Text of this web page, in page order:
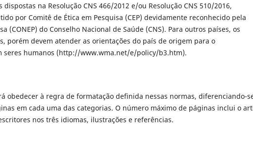
na Resolução CNS 466/2012 e/ou Resolução CNS 510/2016,
por Comitê de Ética em Pesquisa (CEP) devidamente reconhecido pela
(CONEP) do Conselho Nacional de Saúde (CNS). Para outros países, os
porém devem atender as orientações do país de origem para o
seres humanos (http://www.wma.net/e/policy/b3.htm).
obedecer à regra de formatação definida nessas normas, diferenciando-
em cada uma das categorias. O número máximo de páginas inclui o
nos três idiomas, ilustrações e referências.